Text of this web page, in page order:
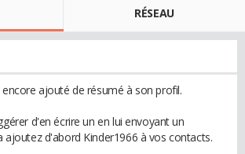
RÉSEAU
encore ajouté de résumé à son profil.
d'en écrire un en lui envoyant un
ajoutez d'abord Kinder1966 à vos contacts.